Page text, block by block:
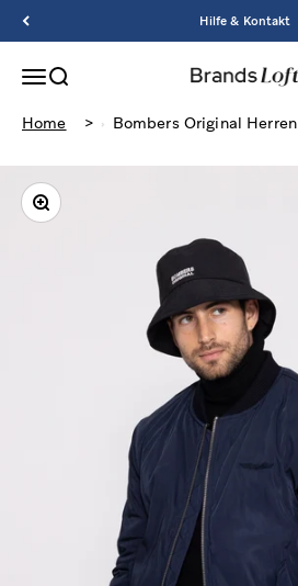
Zum Inhalt springen Hilfe & Kontakt
Navigationsmenü öffnen
Suche öffnen BrandsLoft
Home > Bombers Original Herren
Bild vergrößern